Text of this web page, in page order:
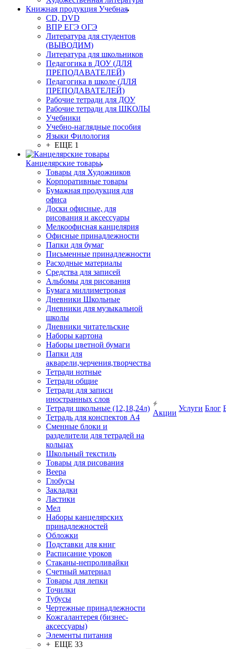
Книжная продукция Учебная
CD, DVD
ВПР ЕГЭ ОГЭ
Литература для студентов
(ВЫВОДИМ)
Литература для школьников
Педагогика в ДОУ (ДЛЯ
ПРЕПОДАВАТЕЛЕЙ)
Педагогика в школе (ДЛЯ
ПРЕПОДАВАТЕЛЕЙ)
Рабочие тетради для ДОУ
Рабочие тетради для ШКОЛЫ
Учебники
Учебно-наглядные пособия
Языки Филология
+ ЕЩЕ 1
Канцелярские товары
Товары для Художников
Корпоративные товары
Бумажная продукция для
офиса
Доски офисные, для
рисования и аксессуары
Мелкоофисная канцелярия
Офисные принадлежности
Папки для бумаг
Письменные принадлежности
Расходные материалы
Средства для записей
Альбомы для рисования
Бумага миллиметровая
Дневники Школьные
Дневники для музыкальной
школы
Дневники читательские
Наборы картона
Наборы цветной бумаги
Папки для
акварели,черчения,творчества
Тетради нотные
Тетради общие
Тетради для записи
иностранных слов
Тетради школьные (12,18,24л)
Тетрадь для конспектов А4
Сменные блоки и
разделители для тетрадей на
кольцах
Школьный текстиль
Товары для рисования
Веера
Глобусы
Закладки
Ластики
Мел
Наборы канцелярских
принадлежностей
Обложки
Подставки для книг
Расписание уроков
Стаканы-непроливайки
Счетный материал
Товары для лепки
Точилки
Тубусы
Чертежные принадлежности
Кожгалантерея (бизнес-
аксессуары)
Элементы питания
+ ЕЩЕ 33
Акции
Услуги Блог